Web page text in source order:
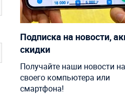
Подписка на новости,
скидки
Получайте наши новости
своего компьютера или
смартфона!